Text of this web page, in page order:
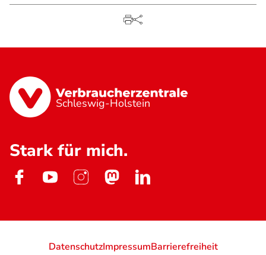
Schleswig-Holstein
Stark für mich.
DatenschutzImpressumBarrierefreiheit